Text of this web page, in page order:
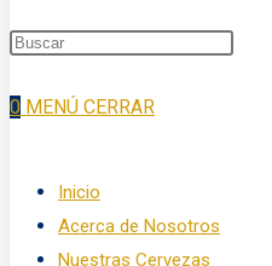
0 MENÚ CERRAR
Inicio
Acerca de Nosotros
Nuestras Cervezas